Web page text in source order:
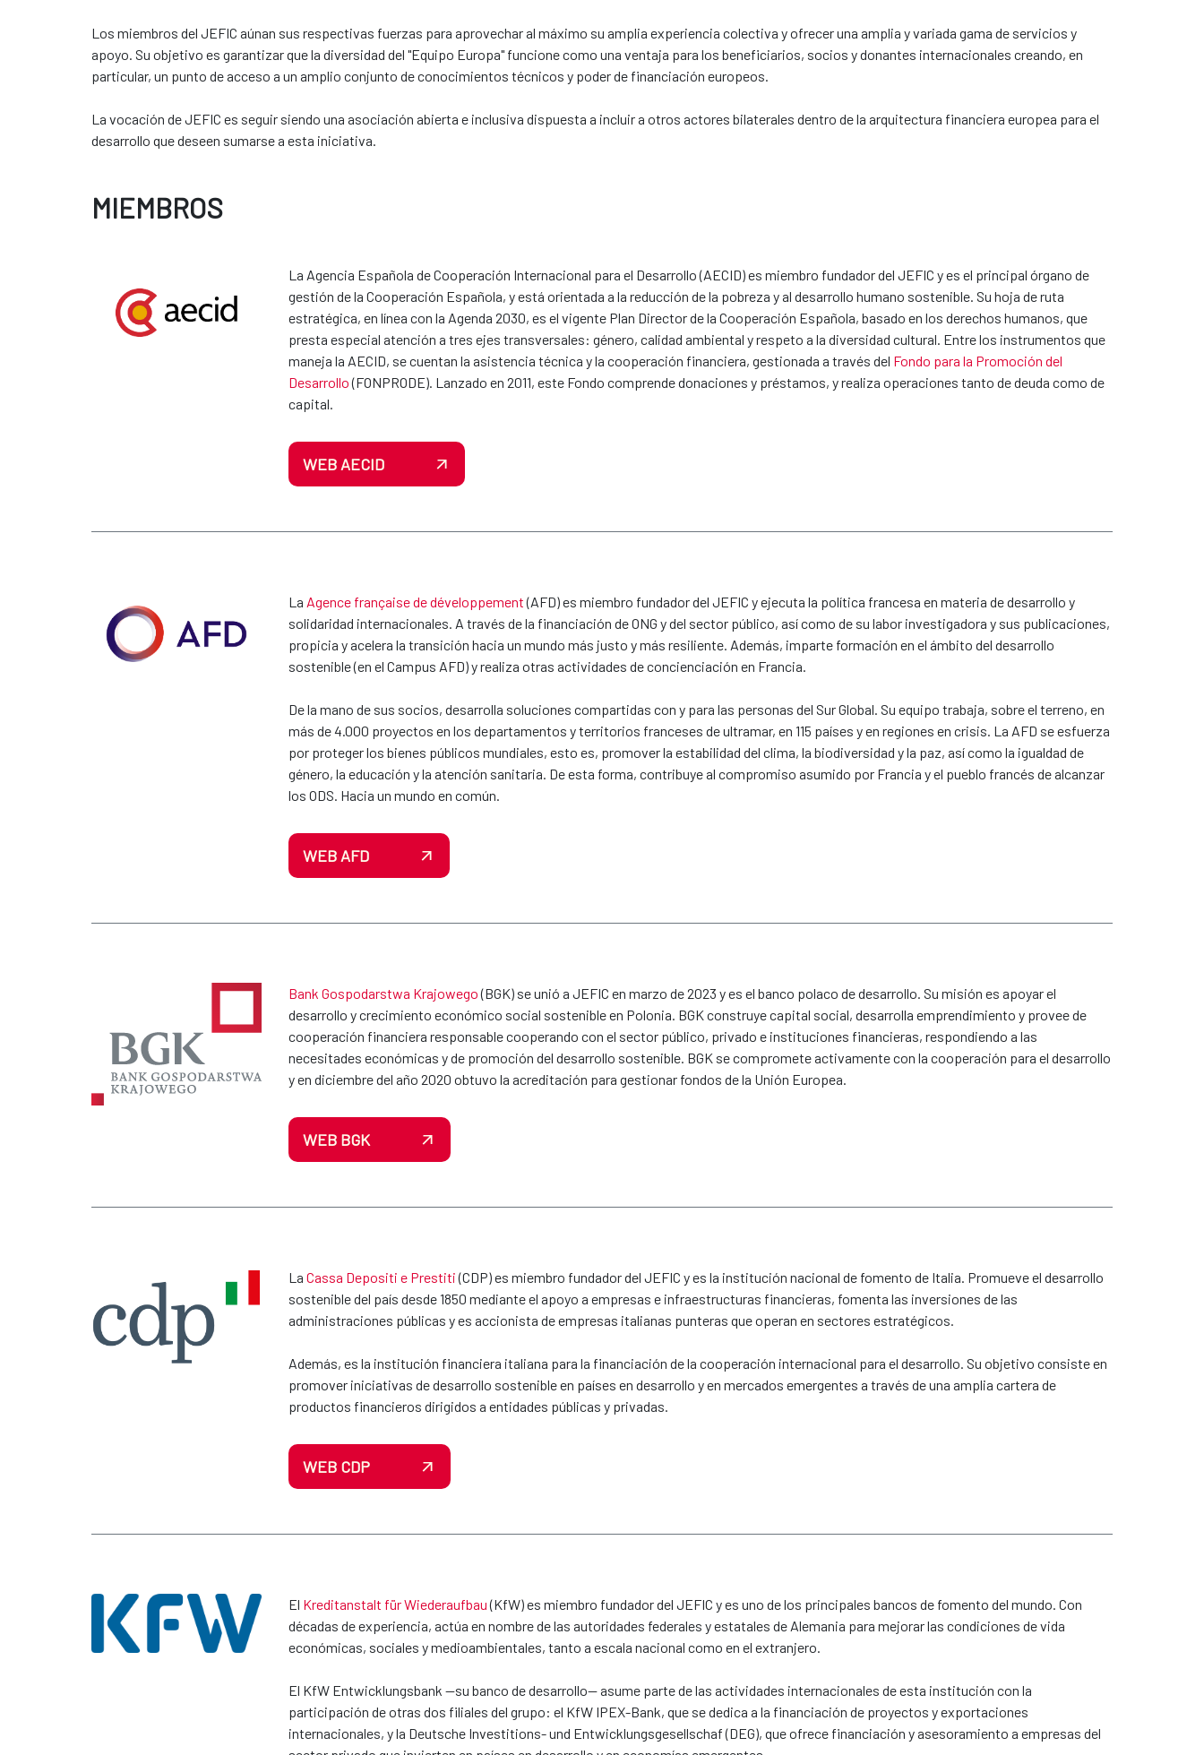
Los miembros del JEFIC aúnan sus respectivas fuerzas para aprovechar al máximo su amplia experiencia colectiva y ofrecer una amplia y variada gama de servicios y
apoyo. Su objetivo es garantizar que la diversidad del "Equipo Europa" funcione como una ventaja para los beneficiarios, socios y donantes internacionales creando, en
particular, un punto de acceso a un amplio conjunto de conocimientos técnicos y poder de financiación europeos.
La vocación de JEFIC es seguir siendo una asociación abierta e inclusiva dispuesta a incluir a otros actores bilaterales dentro de la arquitectura financiera europea para el
desarrollo que deseen sumarse a esta iniciativa.
MIEMBROS
La Agencia Española de Cooperación Internacional para el Desarrollo (AECID) es miembro fundador del JEFIC y es el principal órgano de
gestión de la Cooperación Española, y está orientada a la reducción de la pobreza y al desarrollo humano sostenible. Su hoja de ruta
estratégica, en línea con la Agenda 2030, es el vigente Plan Director de la Cooperación Española, basado en los derechos humanos, que
presta especial atención a tres ejes transversales: género, calidad ambiental y respeto a la diversidad cultural. Entre los instrumentos que
maneja la AECID, se cuentan la asistencia técnica y la cooperación financiera, gestionada a través del Fondo para la Promoción del
Desarrollo(FONPRODE). Lanzado en 2011, este Fondo comprende donaciones y préstamos, y realiza operaciones tanto de deuda como de
capital.
WEB AECID
La Agence française de développement(AFD) es miembro fundador del JEFIC y ejecuta la política francesa en materia de desarrollo y
solidaridad internacionales. A través de la financiación de ONG y del sector público, así como de su labor investigadora y sus publicaciones,
propicia y acelera la transición hacia un mundo más justo y más resiliente. Además, imparte formación en el ámbito del desarrollo
sostenible (en el Campus AFD) y realiza otras actividades de concienciación en Francia.
De la mano de sus socios, desarrolla soluciones compartidas con y para las personas del Sur Global. Su equipo trabaja, sobre el terreno, en
más de 4.000 proyectos en los departamentos y territorios franceses de ultramar, en 115 países y en regiones en crisis. La AFD se esfuerza
por proteger los bienes públicos mundiales, esto es, promover la estabilidad del clima, la biodiversidad y la paz, así como la igualdad de
género, la educación y la atención sanitaria. De esta forma, contribuye al compromiso asumido por Francia y el pueblo francés de alcanzar
los ODS. Hacia un mundo en común.
WEB AFD
Bank Gospodarstwa Krajowego(BGK) se unió a JEFIC en marzo de 2023 y es el banco polaco de desarrollo. Su misión es apoyar el
desarrollo y crecimiento económico social sostenible en Polonia. BGK construye capital social, desarrolla emprendimiento y provee de
cooperación financiera responsable cooperando con el sector público, privado e instituciones financieras, respondiendo a las
necesitades económicas y de promoción del desarrollo sostenible. BGK se compromete activamente con la cooperación para el desarrollo
y en diciembre del año 2020 obtuvo la acreditación para gestionar fondos de la Unión Europea.
WEB BGK
La Cassa Depositi e Prestiti(CDP) es miembro fundador del JEFIC y es la institución nacional de fomento de Italia. Promueve el desarrollo
sostenible del país desde 1850 mediante el apoyo a empresas e infraestructuras financieras, fomenta las inversiones de las
administraciones públicas y es accionista de empresas italianas punteras que operan en sectores estratégicos.
Además, es la institución financiera italiana para la financiación de la cooperación internacional para el desarrollo. Su objetivo consiste en
promover iniciativas de desarrollo sostenible en países en desarrollo y en mercados emergentes a través de una amplia cartera de
productos financieros dirigidos a entidades públicas y privadas.
WEB CDP
El Kreditanstalt für Wiederaufbau(KfW) es miembro fundador del JEFIC y es uno de los principales bancos de fomento del mundo. Con
décadas de experiencia, actúa en nombre de las autoridades federales y estatales de Alemania para mejorar las condiciones de vida
económicas, sociales y medioambientales, tanto a escala nacional como en el extranjero.
El KfW Entwicklungsbank —su banco de desarrollo— asume parte de las actividades internacionales de esta institución con la
participación de otras dos filiales del grupo: el KfW IPEX-Bank, que se dedica a la financiación de proyectos y exportaciones
internacionales, y la Deutsche Investitions- und Entwicklungsgesellschaf (DEG), que ofrece financiación y asesoramiento a empresas del